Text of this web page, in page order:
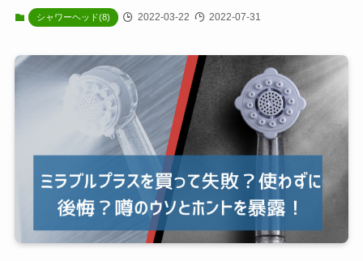
シャワーヘッド(8) 2022-03-22 2022-07-31